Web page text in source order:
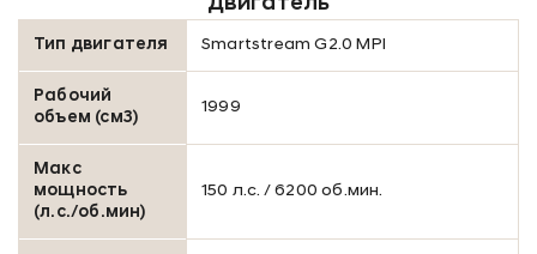
Тип двигателя Smartstream G2.0 MPI
Рабочий
объем (см3)
1999
Макс
мощность
(л.с./об.мин)
150 л.с. / 6200 об.мин.